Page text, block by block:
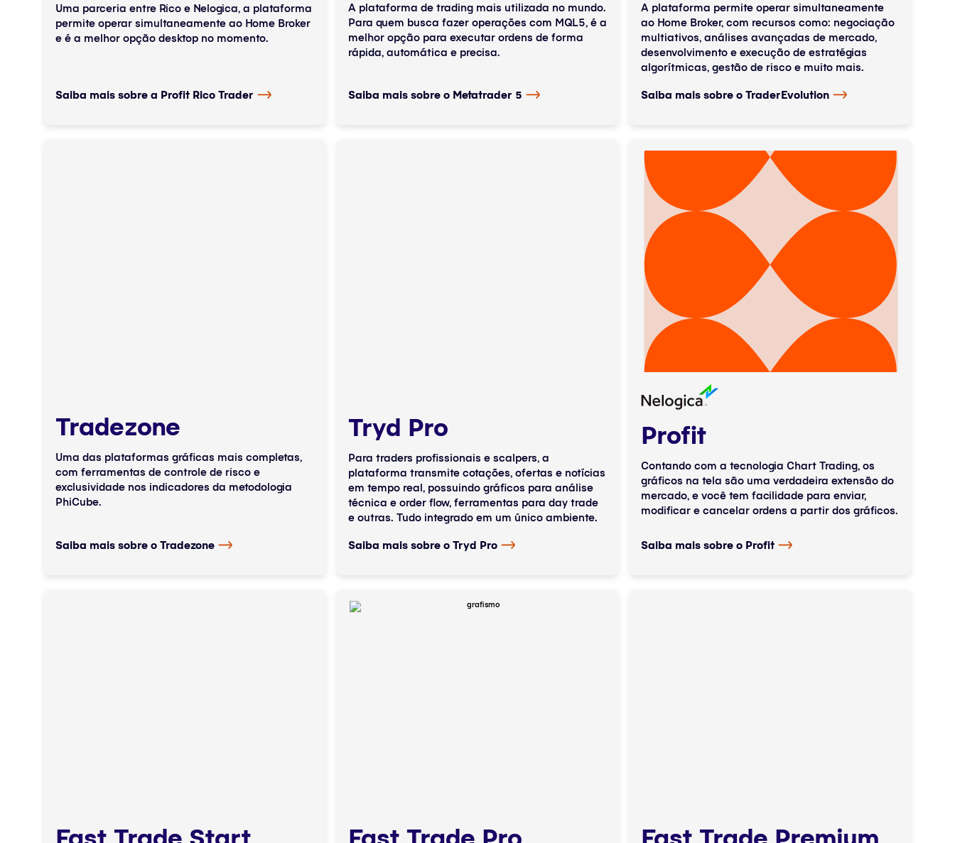
Uma parceria entre Rico e Nelogica, a plataforma
permite operar simultaneamente ao Home Broker
e é a melhor opção desktop no momento.
Saiba mais sobre a Profit Rico Trader
A plataforma de trading mais utilizada no mundo.
Para quem busca fazer operações com MQL5, é a
melhor opção para executar ordens de forma
rápida, automática e precisa.
Saiba mais sobre o Metatrader 5
A plataforma permite operar simultaneamente
ao Home Broker, com recursos como: negociação
multiativos, análises avançadas de mercado,
desenvolvimento e execução de estratégias
algorítmicas, gestão de risco e muito mais.
Saiba mais sobre o TraderEvolution
Tradezone
Uma das plataformas gráficas mais completas,
com ferramentas de controle de risco e
exclusividade nos indicadores da metodologia
PhiCube.
Saiba mais sobre o Tradezone
Tryd Pro
Para traders profissionais e scalpers, a
plataforma transmite cotações, ofertas e notícias
em tempo real, possuindo gráficos para análise
técnica e order flow, ferramentas para day trade
e outras. Tudo integrado em um único ambiente.
Saiba mais sobre o Tryd Pro
Profit
Contando com a tecnologia Chart Trading, os
gráficos na tela são uma verdadeira extensão do
mercado, e você tem facilidade para enviar,
modificar e cancelar ordens a partir dos gráficos.
Saiba mais sobre o Profit
Fast Trade Start Fast Trade Pro Fast Trade Premium